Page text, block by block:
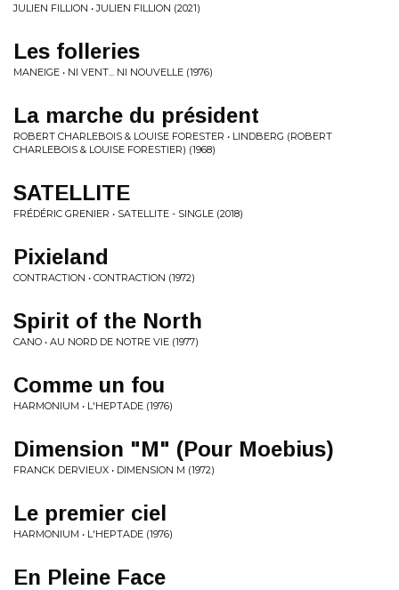
JULIEN FILLION • JULIEN FILLION (2021)
Les folleries
MANEIGE • NI VENT... NI NOUVELLE (1976)
La marche du président
ROBERT CHARLEBOIS & LOUISE FORESTER • LINDBERG (ROBERT
CHARLEBOIS & LOUISE FORESTIER) (1968)
SATELLITE
FRÉDÉRIC GRENIER • SATELLITE - SINGLE (2018)
Pixieland
CONTRACTION • CONTRACTION (1972)
Spirit of the North
CANO • AU NORD DE NOTRE VIE (1977)
Comme un fou
HARMONIUM • L'HEPTADE (1976)
Dimension "M" (Pour Moebius)
FRANCK DERVIEUX • DIMENSION M (1972)
Le premier ciel
HARMONIUM • L'HEPTADE (1976)
En Pleine Face